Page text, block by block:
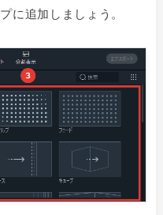
に追加しましょう。